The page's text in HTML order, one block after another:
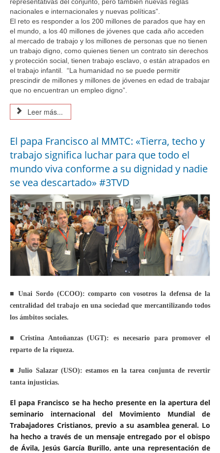
nacionales e internacionales y nuevas políticas”.
El reto es responder a los 200 millones de parados que hay en
el mundo, a los 40 millones de jóvenes que cada año acceden
al mercado de trabajo y los millones de personas que no tienen
un trabajo digno, como quienes tienen un contrato sin derechos
y protección social, tienen trabajo esclavo, o están atrapados en
el trabajo infantil.  “La humanidad no se puede permitir
prescindir de millones y millones de jóvenes en edad de trabajar
que no encuentran un empleo digno”.
Leer más...
El papa Francisco al MMTC: «Tierra, techo y
trabajo significa luchar para que todo el
mundo viva conforme a su dignidad y nadie
se vea descartado» #3TVD
■ Unai Sordo (CCOO): comparto con vosotros la defensa de la
centralidad del trabajo en una sociedad que mercantilizando todos
los ámbitos sociales.
■ Cristina Antoñanzas (UGT): es necesario para promover el
reparto de la riqueza.
■ Julio Salazar (USO): estamos en la tarea conjunta de revertir
tanta injusticias.
El papa Francisco se ha hecho presente en la apertura del
seminario internacional del Movimiento Mundial de
Trabajadores Cristianos, previo a su asamblea general. Lo
ha hecho a través de un mensaje entregado por el obispo
de Ávila, Jesús García Burillo, ante una representación de